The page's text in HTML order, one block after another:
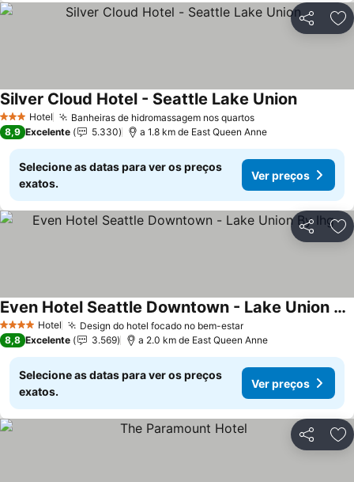
Partilhar
3 EstrelasHotel Banheiras de hidromassagem nos quartos
Silver Cloud Hotel - Seattle Lake Union
8,9 Excelente 5.330 a 1.8 km de East Queen Anne
Selecione as datas para ver os preços
exatos.
Ver preços
Partilhar
4 EstrelasHotel Design do hotel focado no bem-estar
Even Hotel Seattle Downtown - Lake Union By Ihg
8,8 Excelente 3.569 a 2.0 km de East Queen Anne
Selecione as datas para ver os preços
exatos.
Ver preços
Partilhar